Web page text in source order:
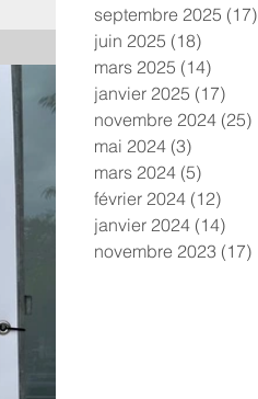
septembre 2025 (17)
juin 2025 (18)
mars 2025 (14)
janvier 2025 (17)
novembre 2024 (25)
mai 2024 (3)
mars 2024 (5)
février 2024 (12)
janvier 2024 (14)
novembre 2023 (17)